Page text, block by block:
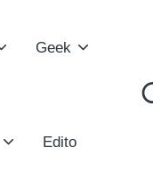
Geek
Edito